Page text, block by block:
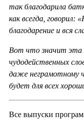
так благодарила
как всегда, говорил:
благодарение и вся
Вот что значит эта
чудодейственных
даже неграмотному
будет для всех
Все выпуски